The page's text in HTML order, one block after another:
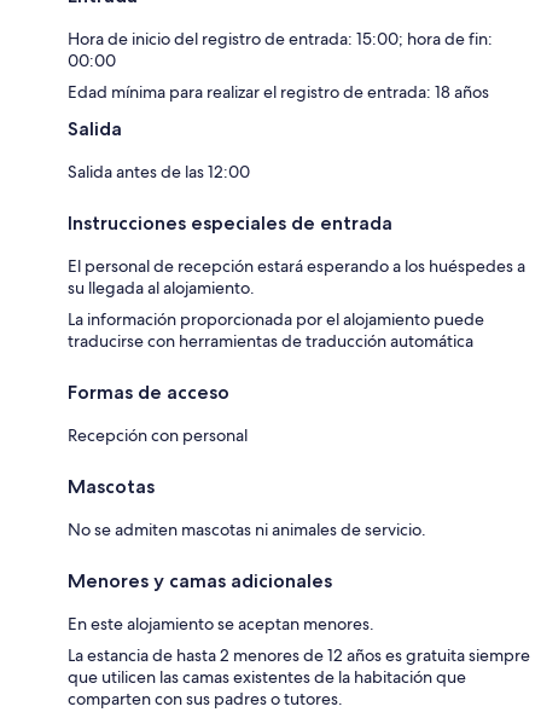
Hora de inicio del registro de entrada: 15:00; hora de fin:
00:00
Edad mínima para realizar el registro de entrada: 18 años
Salida
Salida antes de las 12:00
Instrucciones especiales de entrada
El personal de recepción estará esperando a los huéspedes a
su llegada al alojamiento.
La información proporcionada por el alojamiento puede
traducirse con herramientas de traducción automática
Formas de acceso
Recepción con personal
Mascotas
No se admiten mascotas ni animales de servicio.
Menores y camas adicionales
En este alojamiento se aceptan menores.
La estancia de hasta 2 menores de 12 años es gratuita siempre
que utilicen las camas existentes de la habitación que
comparten con sus padres o tutores.